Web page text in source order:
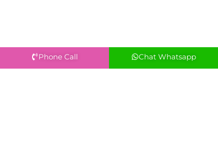
Phone Call Chat Whatsapp